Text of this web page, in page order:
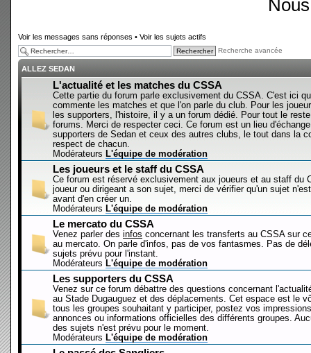
Voir les messages sans réponses • Voir les sujets actifs
Recherche avancée
ALLEZ SEDAN
L'actualité et les matches du CSSA
Cette partie du forum parle exclusivement du CSSA. C'est ici
commente les matches et que l'on parle du club. Pour les
les supporters, l'histoire, il y a un forum dédié. Pour tout le
forums. Merci de respecter ceci. Ce forum est un lieu
supporters de Sedan et ceux des autres clubs, le tout dans la
respect de chacun.
Modérateurs L'équipe de modération
Les joueurs et le staff du CSSA
Ce forum est réservé exclusivement aux joueurs et au staff du
joueur ou dirigeant a son sujet, merci de vérifier qu'un sujet
avant d'en créer un.
Modérateurs L'équipe de modération
Le mercato du CSSA
Venez parler des infos concernant les transferts au CSSA sur
au mercato. On parle d'infos, pas de vos fantasmes. Pas de
sujets prévu pour l'instant.
Modérateurs L'équipe de modération
Les supporters du CSSA
Venez sur ce forum débattre des questions concernant
au Stade Dugauguez et des déplacements. Cet espace est le
tous les groupes souhaitant y participer, postez vos
annonces ou informations officielles des différents groupes.
des sujets n'est prévu pour le moment.
Modérateurs L'équipe de modération